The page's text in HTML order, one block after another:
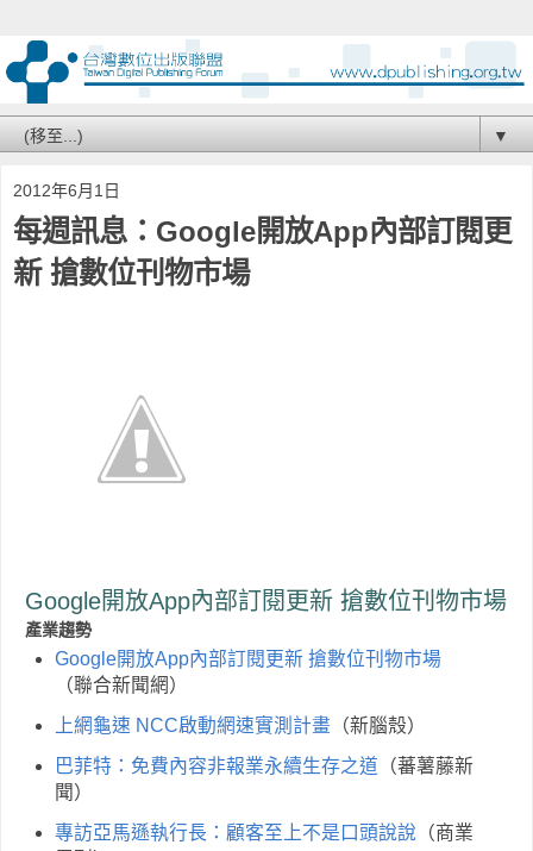
▼
2012年6月1日
每週訊息：Google開放App內部訂閱更
新 搶數位刊物市場
Google開放App內部訂閱更新 搶數位刊物市場
產業趨勢
Google開放App內部訂閱更新 搶數位刊物市場
（聯合新聞網）
上網龜速 NCC啟動網速實測計畫 （新腦殼）
巴菲特：免費內容非報業永續生存之道 （蕃薯藤新
聞）
專訪亞馬遜執行長：顧客至上不是口頭說說 （商業